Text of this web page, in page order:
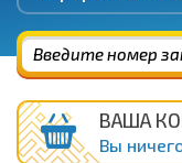
ВАША
Вы